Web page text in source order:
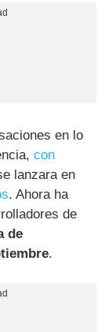
en lo
con
lanzara en
. Ahora ha
de
de
.